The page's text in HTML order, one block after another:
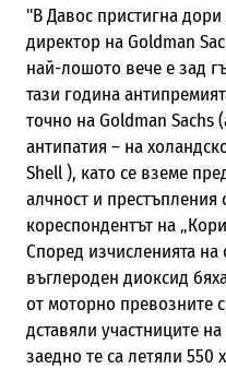
"В Давос пристигна
директор на Goldman
най-лошото вече е зад
тази година
точно на Goldman Sachs
антипатия – на
Shell ), като се вземе
алчности престъпления
кореспондентът на
Според изчисленията на
въглероден диоксид
от моторно превозните
дставяли участниците
заедно те са летяли 550